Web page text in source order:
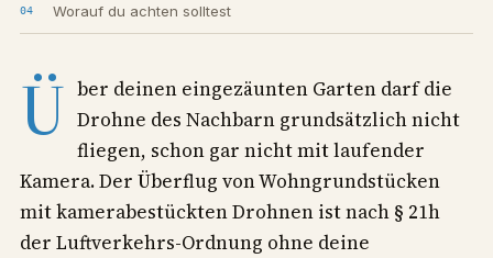
Worauf du achten solltest
Ü ber deinen eingezäunten Garten darf die
Drohne des Nachbarn grundsätzlich nicht
fliegen, schon gar nicht mit laufender
Kamera. Der Überflug von Wohngrundstücken
mit kamerabestückten Drohnen ist nach § 21h
der Luftverkehrs-Ordnung ohne deine